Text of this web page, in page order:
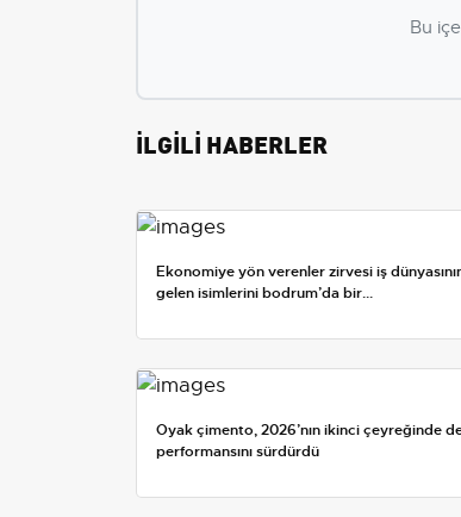
Bu
İLGİLİ HABERLER
Ekonomiye yön verenler zirvesi iş
gelen isimlerini bodrum’da bir...
Oyak çimento, 2026’nın ikinci çeyreğinde
performansını sürdürdü